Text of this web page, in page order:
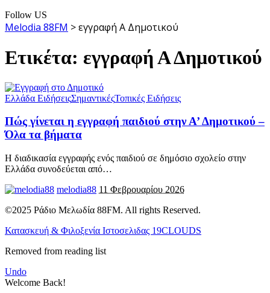
Follow US
Melodia 88FM >εγγραφή Α Δημοτικού
Ετικέτα: εγγραφή Α Δημοτικού
Ελλάδα ΕιδήσειςΣημαντικέςΤοπικές Ειδήσεις
Πώς γίνεται η εγγραφή παιδιού στην Α’ Δημοτικού –
Όλα τα βήματα
Η διαδικασία εγγραφής ενός παιδιού σε δημόσιο σχολείο στην
Ελλάδα συνοδεύεται από…
melodia88 11 Φεβρουαρίου 2026
©2025 Ράδιο Μελωδία 88FM. All rights Reserved.
Κατασκευή & Φιλοξενία Ιστοσελιδας 19CLOUDS
Removed from reading list
Undo
Welcome Back!